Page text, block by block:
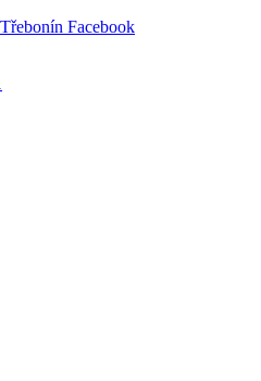
Facebook